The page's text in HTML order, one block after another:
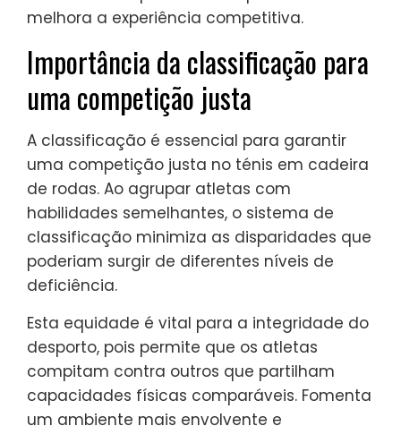
melhora a experiência competitiva.
Importância da classificação para
uma competição justa
A classificação é essencial para garantir
uma competição justa no ténis em cadeira
de rodas. Ao agrupar atletas com
habilidades semelhantes, o sistema de
classificação minimiza as disparidades que
poderiam surgir de diferentes níveis de
deficiência.
Esta equidade é vital para a integridade do
desporto, pois permite que os atletas
compitam contra outros que partilham
capacidades físicas comparáveis. Fomenta
um ambiente mais envolvente e